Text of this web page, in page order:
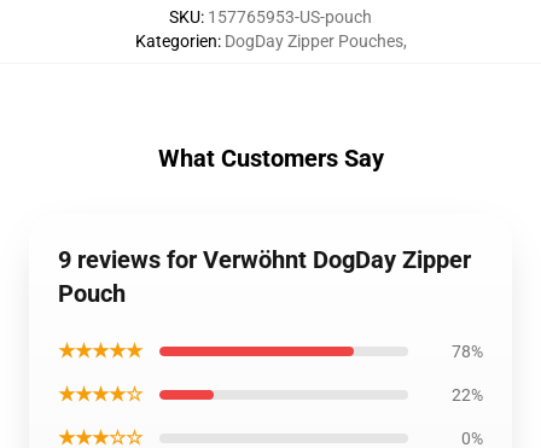
SKU: 157765953-US-pouch
Kategorien: DogDay Zipper Pouches,
What Customers Say
9 reviews for Verwöhnt DogDay Zipper
Pouch
★★★★★ 78%
★★★★☆ 22%
★★★☆☆ 0%